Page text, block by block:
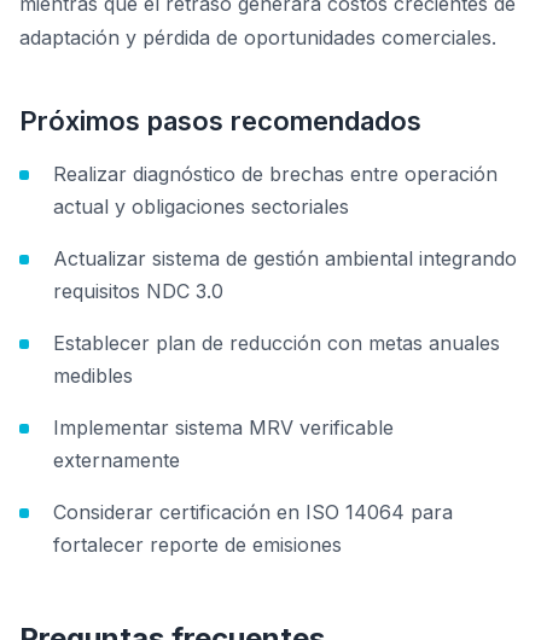
adaptación y pérdida de oportunidades comerciales.
Próximos pasos recomendados
Realizar diagnóstico de brechas entre operación
actual y obligaciones sectoriales
Actualizar sistema de gestión ambiental integrando
requisitos NDC 3.0
Establecer plan de reducción con metas anuales
medibles
Implementar sistema MRV verificable
externamente
Considerar certificación en ISO 14064 para
fortalecer reporte de emisiones